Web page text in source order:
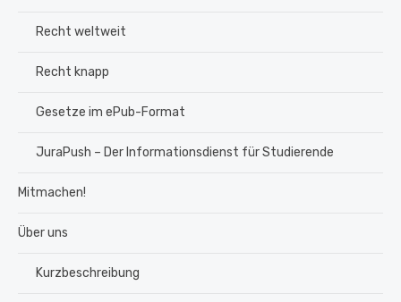
Recht weltweit
Recht knapp
Gesetze im ePub-Format
JuraPush – Der Informationsdienst für Studierende
Mitmachen!
Über uns
Kurzbeschreibung